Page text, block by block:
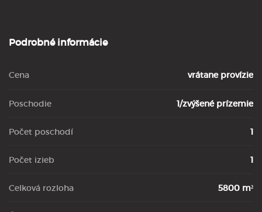
Podrobné informácie
Cena vrátane provízie
Poschodie 1/zvýšené prízemie
Počet poschodí 1
Počet izieb 1
Celková rozloha 5800 m²